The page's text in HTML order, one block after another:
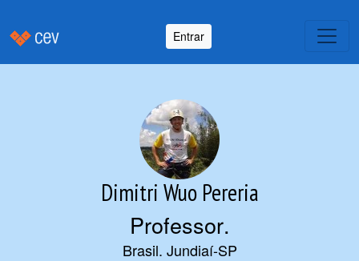
Entrar
Dimitri Wuo Pereria
Professor.
Brasil. Jundiaí-SP